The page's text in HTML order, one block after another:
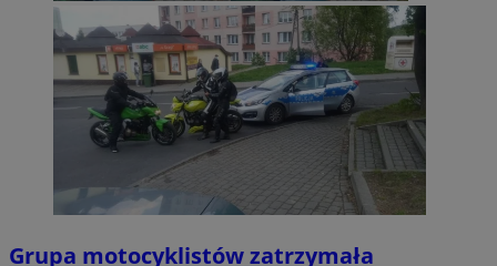
Grupa motocyklistów zatrzymała